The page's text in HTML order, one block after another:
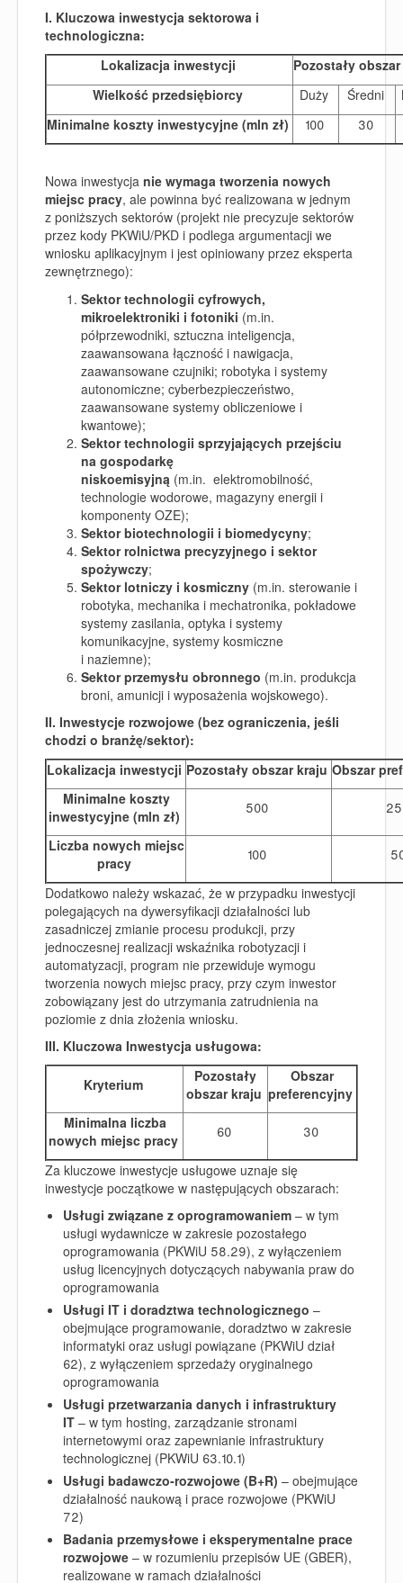
I. Kluczowa inwestycja sektorowa i
technologiczna:
Lokalizacja inwestycji
Pozostały
Wielkość przedsiębiorcy
Duży Średni
Minimalne koszty inwestycyjne (mln zł)
100 30
Nowa inwestycja nie wymaga tworzenia nowych
miejsc pracy, ale powinna być realizowana w jednym
z poniższych sektorów (projekt nie precyzuje sektorów
przez kody PKWiU/PKD i podlega argumentacji we
wniosku aplikacyjnym i jest opiniowany przez eksperta
zewnętrznego):
Sektor technologii cyfrowych,
mikroelektroniki i fotoniki (m.in.
półprzewodniki, sztuczna inteligencja,
zaawansowana łączność i nawigacja,
zaawansowane czujniki; robotyka i systemy
autonomiczne; cyberbezpieczeństwo,
zaawansowane systemy obliczeniowe i
kwantowe);
Sektor technologii sprzyjających przejściu
na gospodarkę
niskoemisyjną (m.in. elektromobilność,
technologie wodorowe, magazyny energii i
komponenty OZE);
Sektor biotechnologii i biomedycyny;
Sektor rolnictwa precyzyjnego i sektor
spożywczy;
Sektor lotniczy i kosmiczny (m.in. sterowanie i
robotyka, mechanika i mechatronika, pokładowe
systemy zasilania, optyka i systemy
komunikacyjne, systemy kosmiczne
i naziemne);
Sektor przemysłu obronnego (m.in. produkcja
broni, amunicji i wyposażenia wojskowego).
II. Inwestycje rozwojowe (bez ograniczenia, jeśli
chodzi o branżę/sektor):
Lokalizacja inwestycji Pozostały obszar kraju Obszar
Minimalne koszty
inwestycyjne (mln zł)
500
Liczba nowych miejsc
pracy
100
Dodatkowo należy wskazać, że w przypadku inwestycji
polegających na dywersyfikacji działalności lub
zasadniczej zmianie procesu produkcji, przy
jednoczesnej realizacji wskaźnika robotyzacji i
automatyzacji, program nie przewiduje wymogu
tworzenia nowych miejsc pracy, przy czym inwestor
zobowiązany jest do utrzymania zatrudnienia na
poziomie z dnia złożenia wniosku.
III. Kluczowa Inwestycja usługowa:
Kryterium
Pozostały
obszar kraju
Obszar
preferencyjny
Minimalna liczba
nowych miejsc pracy
60 30
Za kluczowe inwestycje usługowe uznaje się
inwestycje początkowe w następujących obszarach:
Usługi związane z oprogramowaniem – w tym
usługi wydawnicze w zakresie pozostałego
oprogramowania (PKWiU 58.29), z wyłączeniem
usług licencyjnych dotyczących nabywania praw do
oprogramowania
Usługi IT i doradztwa technologicznego –
obejmujące programowanie, doradztwo w zakresie
informatyki oraz usługi powiązane (PKWiU dział
62), z wyłączeniem sprzedaży oryginalnego
oprogramowania
Usługi przetwarzania danych i infrastruktury
IT – w tym hosting, zarządzanie stronami
internetowymi oraz zapewnianie infrastruktury
technologicznej (PKWiU 63.10.1)
Usługi badawczo‑rozwojowe (B+R) – obejmujące
działalność naukową i prace rozwojowe (PKWiU
72)
Badania przemysłowe i eksperymentalne prace
rozwojowe – w rozumieniu przepisów UE (GBER),
realizowane w ramach działalności